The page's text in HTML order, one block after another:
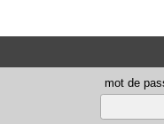
mot de